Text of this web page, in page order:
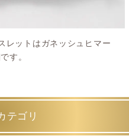
レットはガネッシュヒマー
す。
テゴリ